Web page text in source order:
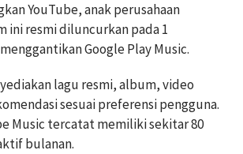
YouTube, anak perusahaan
ini resmi diluncurkan pada 1
Google Play Music.
lagu resmi, album, video
sesuai preferensi pengguna.
Music tercatat memiliki sekitar 80
bulanan.